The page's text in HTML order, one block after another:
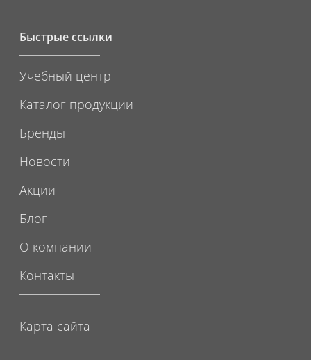
Быстрые ссылки
Учебный центр
Каталог продукции
Бренды
Новости
Акции
Блог
О компании
Контакты
Карта сайта